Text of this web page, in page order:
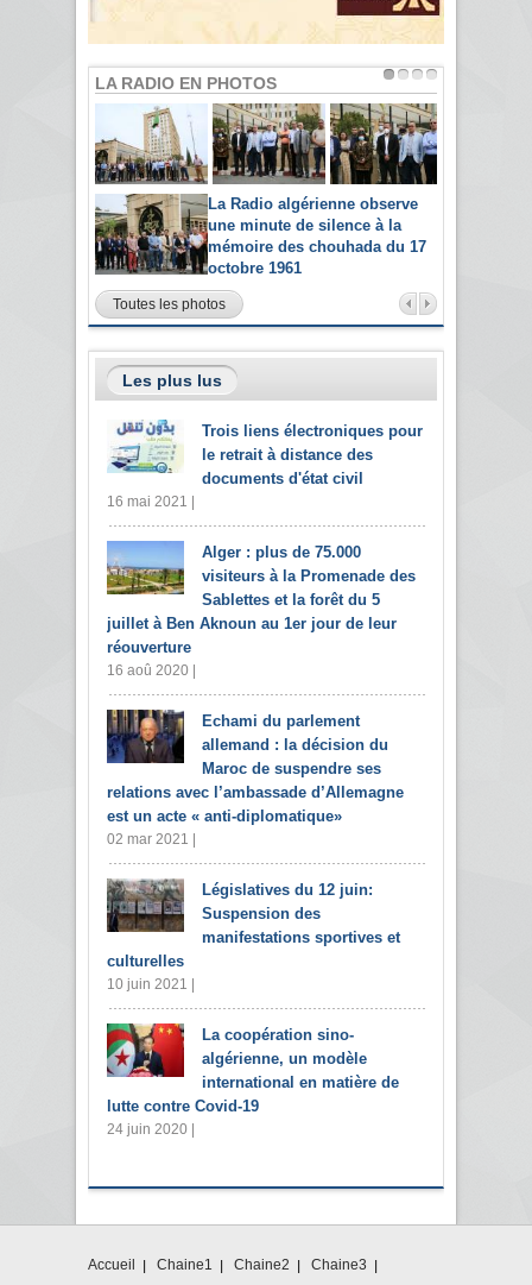
LA RADIO EN PHOTOS
La Radio algérienne observe
une minute de silence à la
mémoire des chouhada du 17
octobre 1961
Toutes les photos
Les plus lus
Trois liens électroniques pour
le retrait à distance des
documents d'état civil
16 mai 2021 |
Alger : plus de 75.000
visiteurs à la Promenade des
Sablettes et la forêt du 5
juillet à Ben Aknoun au 1er jour de leur
réouverture
16 aoû 2020 |
Echami du parlement
allemand : la décision du
Maroc de suspendre ses
relations avec l’ambassade d’Allemagne
est un acte « anti-diplomatique»
02 mar 2021 |
Législatives du 12 juin:
Suspension des
manifestations sportives et
culturelles
10 juin 2021 |
La coopération sino-
algérienne, un modèle
international en matière de
lutte contre Covid-19
24 juin 2020 |
Accueil Chaine1 Chaine2
Chaine3